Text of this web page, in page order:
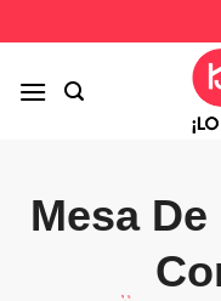
al
Mesa